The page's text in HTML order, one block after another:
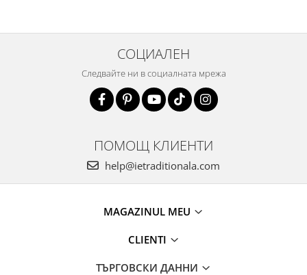
СОЦИАЛЕН
Следвайте ни в социалната мрежа
ПОМОЩ КЛИЕНТИ
help@ietraditionala.com
MAGAZINUL MEU
CLIENTI
ТЪРГОВСКИ ДАННИ